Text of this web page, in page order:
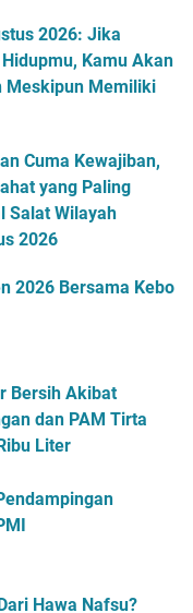
2026: Jika
Kamu Akan
Meskipun Memiliki
Cuma Kewajiban,
yang Paling
Salat Wilayah
2026
2026 Bersama Kebo
Bersih Akibat
dan PAM Tirta
Liter
Hawa Nafsu?